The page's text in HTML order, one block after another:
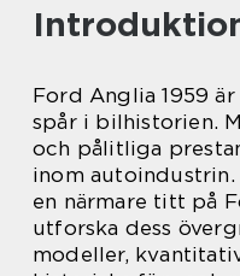
Ford Anglia 1959
spår i bilhistorien.
och pålitliga
inom
en närmare titt på
utforska dess
modeller,